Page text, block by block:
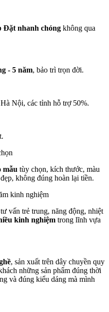
Đặt nhanh chóng không qua
- 5 năm, bảo trì trọn đời.
Nội, các tỉnh hỗ trợ 50%.
mẫu tùy chọn, kích thước, màu
không đúng hoàn lại tiền.
vấn trẻ trung, năng động, nhiệt
kinh nghiệm trong lĩnh vựa
, sản xuất trên dây chuyền quy
những sản phẩm đúng thời
và đúng kiểu dáng mà mình